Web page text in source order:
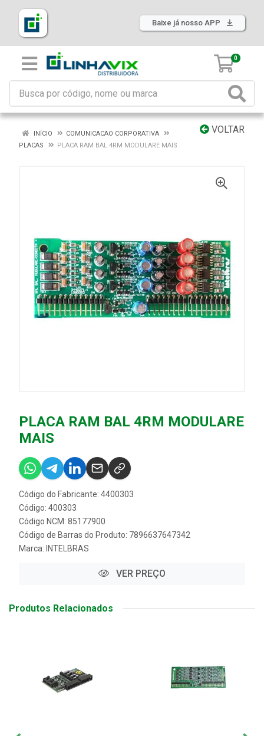
Baixe já nosso APP
0
VOLTAR
INÍCIO
COMUNICACAO CORPORATIVA
PLACAS
PLACA RAM BAL 4RM MODULARE MAIS
PLACA RAM BAL 4RM MODULARE
MAIS
Código do Fabricante: 4400303
Código: 400303
Código NCM: 85177900
Código de Barras do Produto: 7896637647342
Marca: INTELBRAS
VER PREÇO
Produtos Relacionados